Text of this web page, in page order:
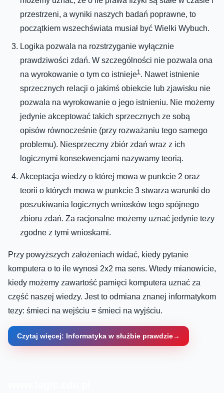
przestrzeni, a wyniki naszych badań poprawne, to
początkiem wszechświata musiał być Wielki Wybuch.
Logika pozwala na rozstrzyganie wyłącznie
prawdziwości zdań. W szczególności nie pozwala ona
na wyrokowanie o tym co istnieje1. Nawet istnienie
sprzecznych relacji o jakimś obiekcie lub zjawisku nie
pozwala na wyrokowanie o jego istnieniu. Nie możemy
jedynie akceptować takich sprzecznych ze sobą
opisów równocześnie (przy rozważaniu tego samego
problemu). Niesprzeczny zbiór zdań wraz z ich
logicznymi konsekwencjami nazywamy teorią.
Akceptacja wiedzy o której mowa w punkcie 2 oraz
teorii o których mowa w punkcie 3 stwarza warunki do
poszukiwania logicznych wniosków tego spójnego
zbioru zdań. Za racjonalne możemy uznać jedynie tezy
zgodne z tymi wnioskami.
Przy powyższych założeniach widać, kiedy pytanie
komputera o to ile wynosi 2x2 ma sens. Wtedy mianowicie,
kiedy możemy zawartość pamięci komputera uznać za
część naszej wiedzy. Jest to odmiana znanej informatykom
tezy: śmieci na wejściu = śmieci na wyjściu.
Czytaj więcej: Informatyka w służbie prawdzie